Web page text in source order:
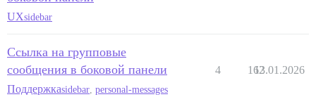
UXsidebar
Ссылка на групповые
сообщения в боковой панели
Поддержкаsidebar personal-messages
4 162
13.01.2026